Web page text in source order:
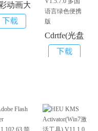
V4.1.7.1180
动画大师 V2.3.2
Cdrtfe(光盘刻